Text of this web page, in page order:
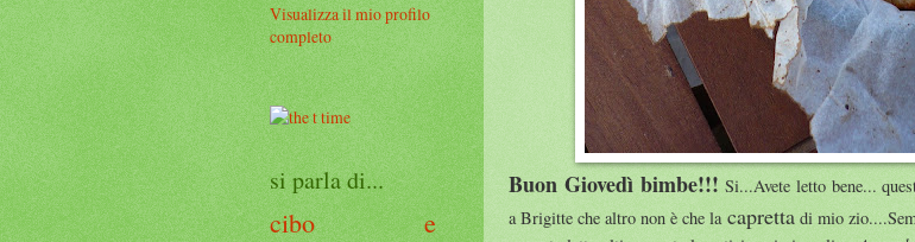
Buon Giovedì bimbe!!! Si...Avete letto bene...
a Brigitte che altro non è che la caprettadi mio
Visualizza il mio profilo
completo
si parla di...
cibo e